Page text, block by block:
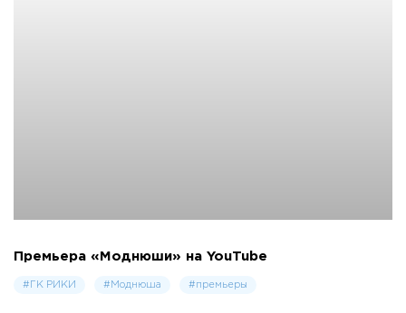
Премьера «Моднюши» на YouTube
#ГК РИКИ #Моднюша #премьеры